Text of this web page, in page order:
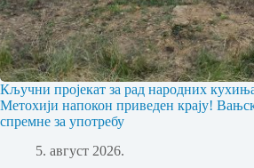
Кључни пројекат за рад народних
Метохији напокон приведен крају!
спремне за употребу
5. август 2026.